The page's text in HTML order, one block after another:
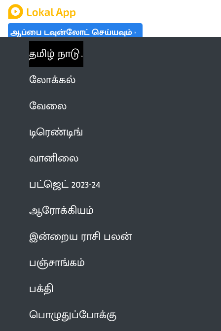
ஆப்பை டவுன்லோட் செய்யவும்
தமிழ் நாடு
லோக்கல்
வேலை
டிரெண்டிங்
வானிலை
பட்ஜெட் 2023-24
ஆரோக்கியம்
இன்றைய ராசி பலன்
பஞ்சாங்கம்
பக்தி
பொழுதுப்போக்கு